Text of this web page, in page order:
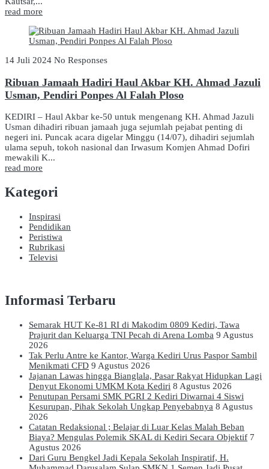
read more
14 Juli 2024 No Responses
Ribuan Jamaah Hadiri Haul Akbar KH. Ahmad Jazuli
Usman, Pendiri Ponpes Al Falah Ploso
KEDIRI – Haul Akbar ke-50 untuk mengenang KH. Ahmad Jazuli
Usman dihadiri ribuan jamaah juga sejumlah pejabat penting di
negeri ini. Puncak acara digelar Minggu (14/07), dihadiri sejumlah
ulama sepuh, tokoh nasional dan Irwasum Komjen Ahmad Dofiri
mewakili K...
read more
Kategori
Inspirasi
Pendidikan
Peristiwa
Rubrikasi
Televisi
Informasi Terbaru
Semarak HUT Ke-81 RI di Makodim 0809 Kediri, Tawa
Prajurit dan Keluarga TNI Pecah di Arena Lomba 9 Agustus
2026
Tak Perlu Antre ke Kantor, Warga Kediri Urus Paspor Sambil
Menikmati CFD 9 Agustus 2026
Jajanan Lawas hingga Bianglala, Pasar Rakyat Hidupkan Lagi
Denyut Ekonomi UMKM Kota Kediri 8 Agustus 2026
Penutupan Persami SMK PGRI 2 Kediri Diwarnai 4 Siswi
Kesurupan, Pihak Sekolah Ungkap Penyebabnya 8 Agustus
2026
Catatan Redaksional ; Belajar di Luar Kelas Malah Beban
Biaya? Mengulas Polemik SKAL di Kediri Secara Objektif 7
Agustus 2026
Dari Guru Bengkel Jadi Kepala Sekolah Inspiratif, H.